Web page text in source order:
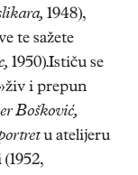
1948),
te sažete
1950).Ističu se
i prepun
Bošković,
u atelijeru